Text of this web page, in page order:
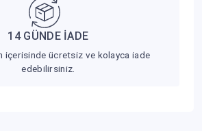
14 GÜNDE İADE
içerisinde ücretsiz ve kolayca iade
edebilirsiniz.